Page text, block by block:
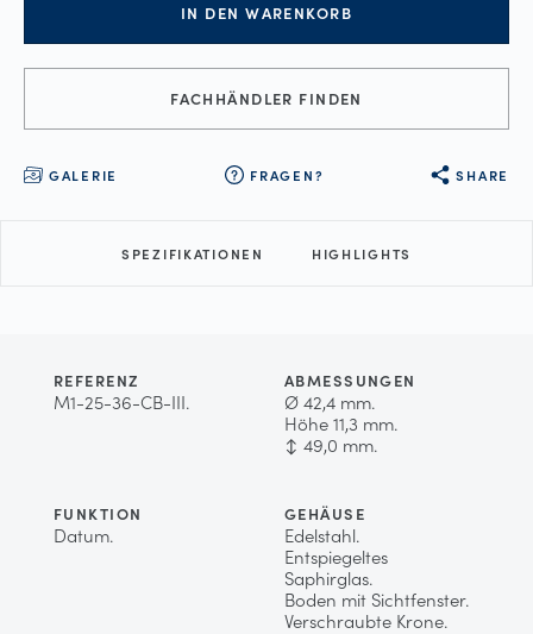
IN DEN WARENKORB
FACHHÄNDLER FINDEN
GALERIE FRAGEN? SHARE
SPEZIFIKATIONEN HIGHLIGHTS
REFERENZ
M1-25-36-CB-III.
ABMESSUNGEN
Ø 42,4 mm.
Höhe 11,3 mm.
↕ 49,0 mm.
FUNKTION
Datum.
GEHÄUSE
Edelstahl.
Entspiegeltes
Saphirglas.
Boden mit Sichtfenster.
Verschraubte Krone.